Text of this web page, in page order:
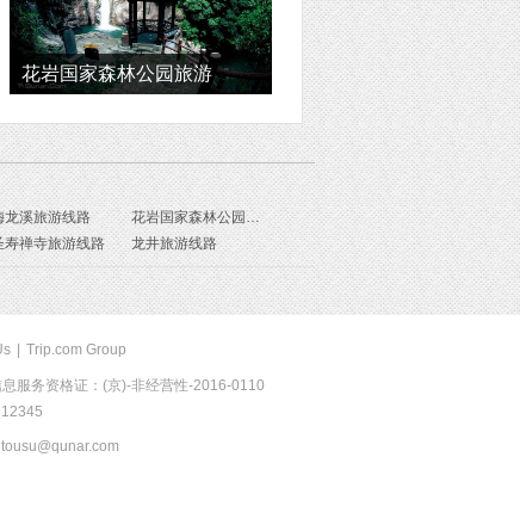
花岩国家森林公园旅游
龙溪旅游线路
花岩国家森林公园旅游线路
寿禅寺旅游线路 龙井旅游线路
Trip.com Group
服务资格证：(京)-非经营性-2016-0110